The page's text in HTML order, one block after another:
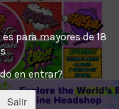
para mayores de 18
en entrar?
Salir